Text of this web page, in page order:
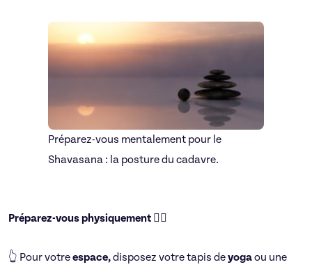
Préparez-vous mentalement pour le
Shavasana : la posture du cadavre.
Préparez-vous physiquement 🧘‍♂️
👆 Pour votreespace,disposez votre tapis deyogaou une